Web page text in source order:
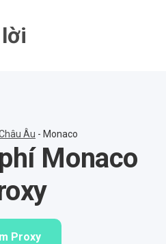
Âu - Monaco
Monaco
Proxy